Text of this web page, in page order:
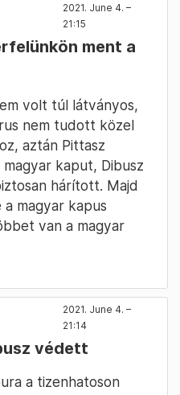
2021. June 4. –
21:15
ment a
volt túl látványos,
nem tudott közel
aztán Pittasz
kaput, Dibusz
hárított. Majd
magyar kapus
van a magyar
2021. June 4. –
21:14
védett
a tizenhatoson